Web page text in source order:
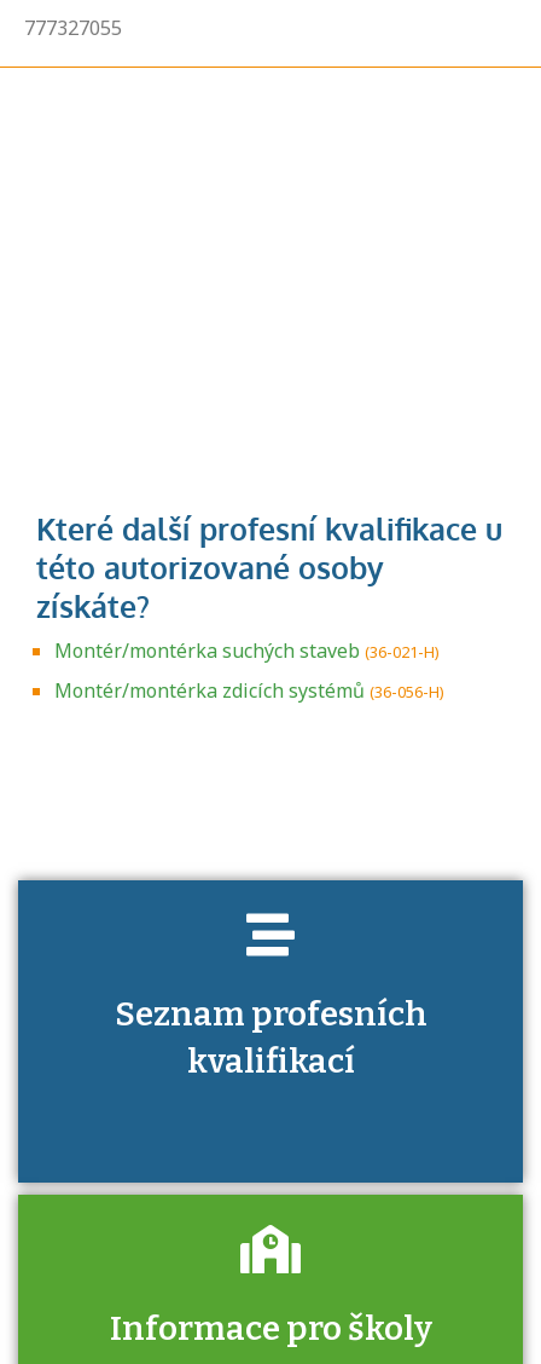
777327055
Montér/montérka suchých staveb (36-021-H)
Montér/montérka zdicích systémů (36-056-H)
Seznam profesních
kvalifikací
Projděte si seznam profesních kvalifikací.
Informace pro školy
Zjistěte, jak se přihlásit ke zkoušce a kde